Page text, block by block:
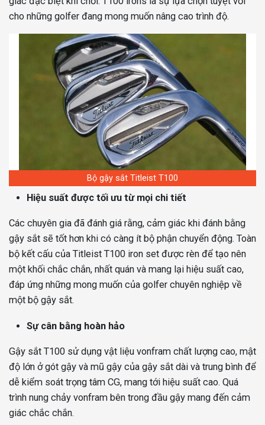
cho những golfer đang mong muốn nâng cao trình độ.
Bộ gậy sắt Titleist T100
Hiệu suất được tối ưu từ mọi chi tiết
Các chuyên gia đã đánh giá rằng, cảm giác khi đánh bằng
gậy sắt sẽ tốt hơn khi có càng ít bộ phận chuyển động. Toàn
bộ kết cấu của Titleist T100 iron set được rèn để tạo nên
một khối chắc chắn, nhất quán và mang lại hiệu suất cao,
đáp ứng những mong muốn của golfer chuyên nghiệp về
một bộ gậy sắt.
Sự cân bằng hoàn hảo
Gậy sắt T100 sử dụng vật liệu vonfram chất lượng cao, mật
độ lớn ở gót gậy và mũ gậy của gậy sắt dài và trung bình để
dễ kiểm soát trọng tâm CG, mang tới hiệu suất cao. Quá
trình nung chảy vonfram bên trong đầu gậy mang đến cảm
giác chắc chắn.